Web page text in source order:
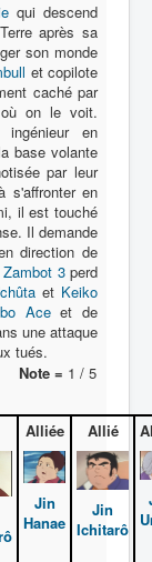
qui descend
après sa
son monde
et copilote
caché par
on le voit.
ingénieur en
base volante
par leur
s'affronter en
il est touché
Il demande
direction de
Zambot 3perd
et Keiko
Aceet de
une attaque
tués.
Note = 1 / 5
Alliée
Jin
Hanae
Allié
Jin
Ichitarô